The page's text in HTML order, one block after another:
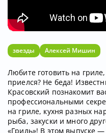
звезды Алексей Мишин
Любите готовить на
приелся? Не беда!
Красовский познакомит
профессиональными
на гриле, кухня разных
рыба, закуски и много
«Гриль»! В этом выпуске —